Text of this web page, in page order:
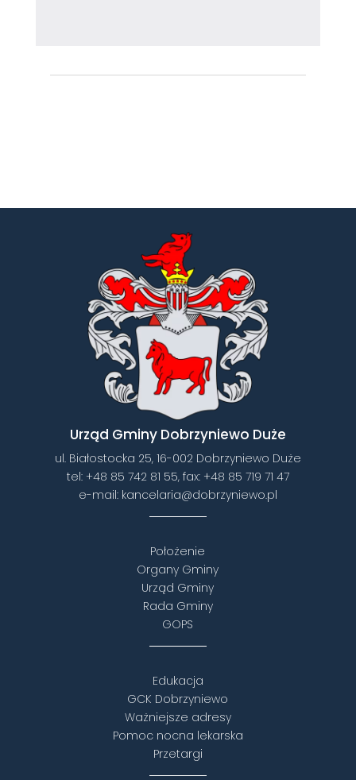
Urząd Gminy Dobrzyniewo Duże
ul. Białostocka 25, 16-002 Dobrzyniewo Duże
tel: +48 85 742 81 55, fax: +48 85 719 71 47
e-mail: kancelaria@dobrzyniewo.pl
Położenie
Organy Gminy
Urząd Gminy
Rada Gminy
GOPS
Edukacja
GCK Dobrzyniewo
Ważniejsze adresy
Pomoc nocna lekarska
Przetargi